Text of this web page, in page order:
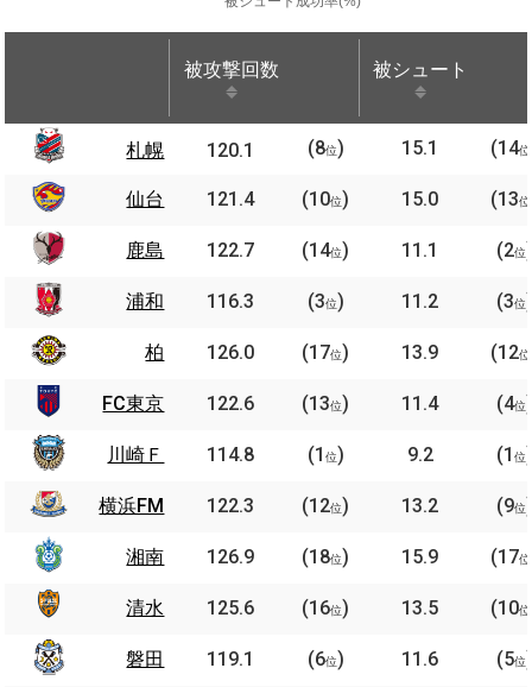
被攻撃回数 被シュート
被攻撃回数 被シュート
札幌 120.1 (8位) 15.1 (14位
仙台 121.4 (10位) 15.0 (13位
鹿島 122.7 (14位) 11.1 (2位)
浦和 116.3 (3位) 11.2 (3位)
柏 126.0 (17位) 13.9 (12位
FC東京 122.6 (13位) 11.4 (4位)
川崎Ｆ 114.8 (1 位) 9.2 (1 位)
横浜FM 122.3 (12位) 13.2 (9位)
湘南 126.9 (18位) 15.9 (17位
清水 125.6 (16位) 13.5 (10位
磐田 119.1 (6位) 11.6 (5位)